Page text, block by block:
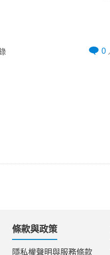
0
條款與政策
隱私權聲明與服務條款